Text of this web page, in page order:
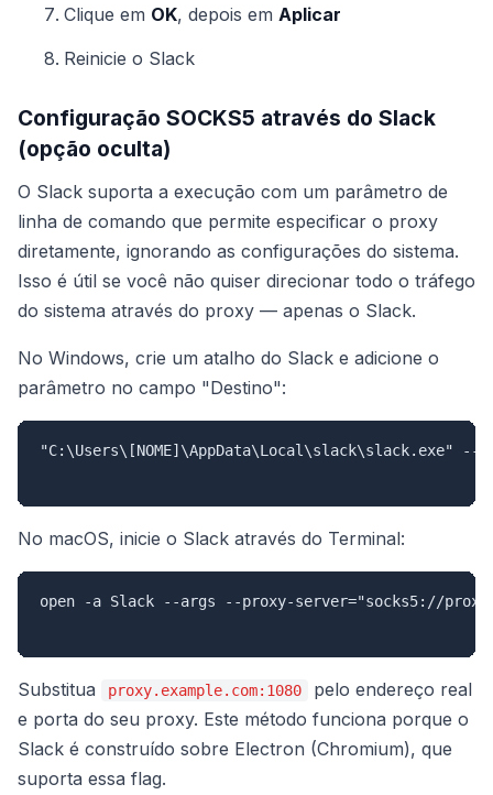
Clique em OK, depois em Aplicar
Reinicie o Slack
Configuração SOCKS5 através do Slack
(opção oculta)
O Slack suporta a execução com um parâmetro de
linha de comando que permite especificar o proxy
diretamente, ignorando as configurações do sistema.
Isso é útil se você não quiser direcionar todo o tráfego
do sistema através do proxy — apenas o Slack.
No Windows, crie um atalho do Slack e adicione o
parâmetro no campo "Destino":
"C:\Users\[NOME]\AppData\Local\slack\slack.exe" --
No macOS, inicie o Slack através do Terminal:
open -a Slack --args --proxy-server="socks5://
Substitua proxy.example.com:1080
pelo endereço real
e porta do seu proxy. Este método funciona porque o
Slack é construído sobre Electron (Chromium), que
suporta essa flag.